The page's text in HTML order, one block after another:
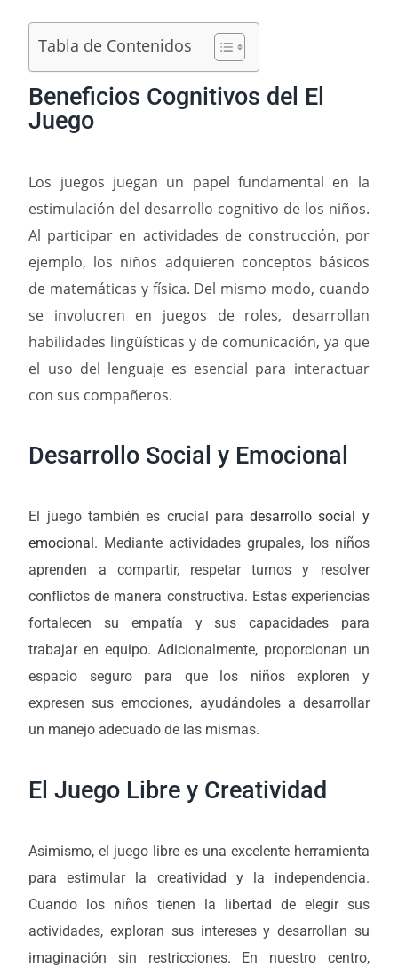
Tabla de Contenidos
Beneficios Cognitivos del El
Juego
Los juegos juegan un papel fundamental en la
estimulación del desarrollo cognitivo de los niños.
Al participar en actividades de construcción, por
ejemplo, los niños adquieren conceptos básicos
de matemáticas y física. Del mismo modo, cuando
se involucren en juegos de roles, desarrollan
habilidades lingüísticas y de comunicación, ya que
el uso del lenguaje es esencial para interactuar
con sus compañeros.
Desarrollo Social y Emocional
El juego también es crucial paradesarrollo social y
emocional. Mediante actividades grupales, los niños
aprenden a compartir, respetar turnos y resolver
conflictos de manera constructiva. Estas experiencias
fortalecen su empatía y sus capacidades para
trabajar en equipo. Adicionalmente, proporcionan un
espacio seguro para que los niños exploren y
expresen sus emociones, ayudándoles a desarrollar
un manejo adecuado de las mismas.
El Juego Libre y Creatividad
Asimismo, el juego libre es una excelente herramienta
para estimular la creatividad y la independencia.
Cuando los niños tienen la libertad de elegir sus
actividades, exploran sus intereses y desarrollan su
imaginación sin restricciones. En nuestro centro,